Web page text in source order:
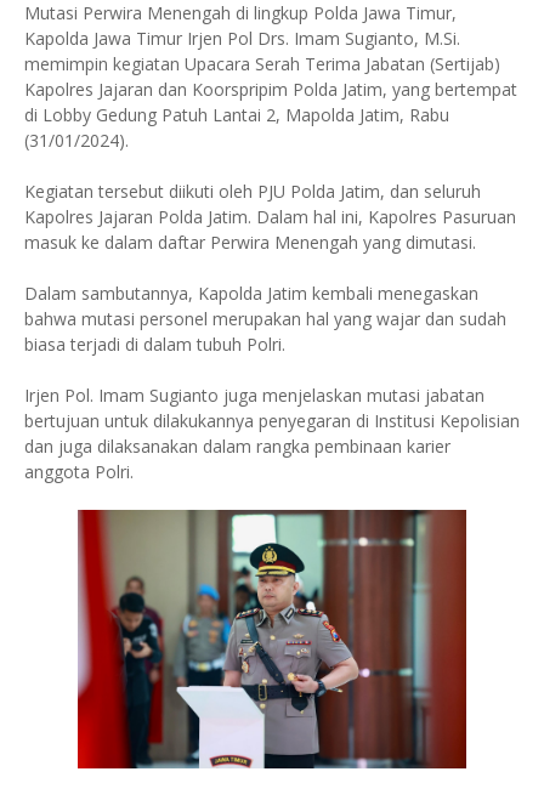
Mutasi Perwira Menengah di lingkup Polda Jawa Timur,
Kapolda Jawa Timur Irjen Pol Drs. Imam Sugianto, M.Si.
memimpin kegiatan Upacara Serah Terima Jabatan (Sertijab)
Kapolres Jajaran dan Koorspripim Polda Jatim, yang bertempat
di Lobby Gedung Patuh Lantai 2, Mapolda Jatim, Rabu
(31/01/2024).
Kegiatan tersebut diikuti oleh PJU Polda Jatim, dan seluruh
Kapolres Jajaran Polda Jatim. Dalam hal ini, Kapolres Pasuruan
masuk ke dalam daftar Perwira Menengah yang dimutasi.
Dalam sambutannya, Kapolda Jatim kembali menegaskan
bahwa mutasi personel merupakan hal yang wajar dan sudah
biasa terjadi di dalam tubuh Polri.
Irjen Pol. Imam Sugianto juga menjelaskan mutasi jabatan
bertujuan untuk dilakukannya penyegaran di Institusi Kepolisian
dan juga dilaksanakan dalam rangka pembinaan karier
anggota Polri.